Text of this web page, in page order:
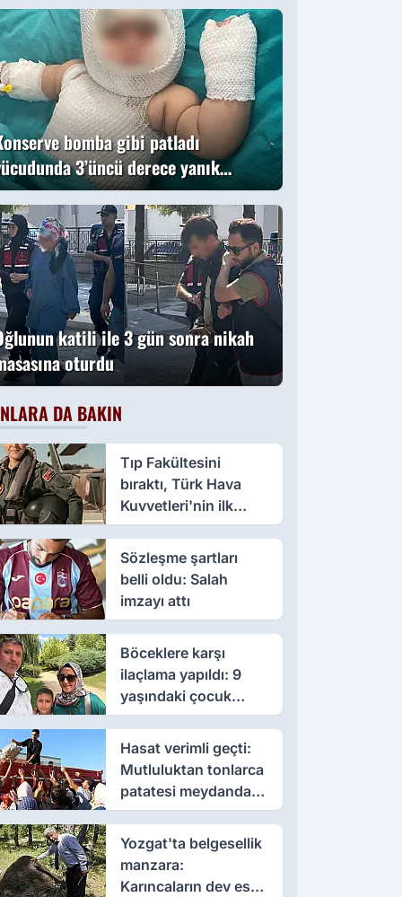
oldu
bomba gibi patladı
3’üncü derece yanık
katili ile 3 gün sonra nikah
oturdu
DA BAKIN
Tıp Fakültesini
bıraktı, Türk Hava
Kuvvetleri'nin ilk
kadın paşası oldu
Sözleşme şartları
belli oldu: Salah
imzayı attı
Böceklere karşı
ilaçlama yapıldı: 9
yaşındaki çocuk
öldü, annesi yoğun
bakımda
Hasat verimli geçti:
Mutluluktan tonlarca
patatesi meydanda
dağıttı
Yozgat'ta belgesellik
manzara:
Karıncaların dev eseri